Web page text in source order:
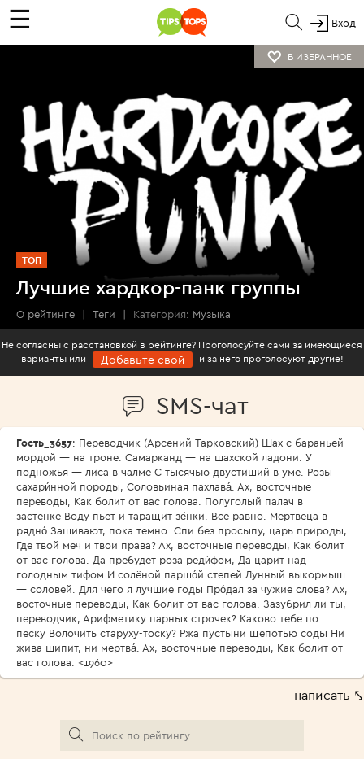
☰ Вход
В ИЗБРАННОЕ
ТОП
Лучшие хардкор-панк группы
О рейтинге | Теги | Категория: Музыка
Не согласны с расстановкой в рейтинге? Проголосуйте сами за имеющиеся
варианты или
Добавьте свой и за него проголосуют другие!
SMS-чат
Гость_3657: Переводчик (Арсений Тарковский) Шах с бараньей
мордой — на троне. Самарканд — на шахской ладони. У
подножья — лиса в чалме С тысячью двустиший в уме. Розы
сахари́нной породы, Соловьиная пахлава́. Ах, восточные
переводы, Как болит от вас голова. Полуголый палач в
застенке Воду пьёт и таращит зе́нки. Всё равно. Мертвеца в
рядно́ Зашивают, пока темно. Спи без просыпу, царь природы,
Где твой меч и твои права? Ах, восточные переводы, Как болит
от вас голова. Да пребудет роза реди́фом, Да царит над
голодным тифом И солёной паршо́й степей Лунный выкормыш
— соловей. Для чего я лучшие годы Про́дал за чужие слова? Ах,
восточные переводы, Как болит от вас голова. Зазубрил ли ты,
переводчик, Арифметику парных строчек? Каково тебе по
песку Волочить старуху-тоску? Ржа пустыни щепотью соды Ни
жива шипит, ни мертва́. Ах, восточные переводы, Как болит от
вас голова. <1960>
написать ⤣